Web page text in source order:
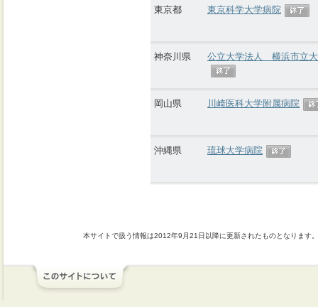
東京都 東京科学大学病院
神奈川県 公立大学法人 横浜市立
岡山県 川崎医科大学附属病院
沖縄県 琉球大学病院
本サイトで扱う情報は2012年9月21日以降に更新されたものとなります